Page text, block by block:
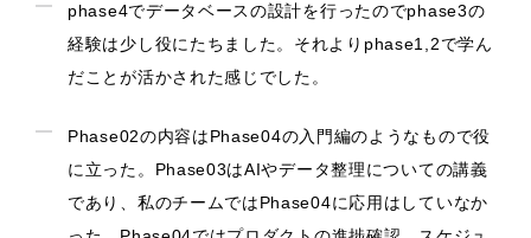
phase4でデータベースの設計を行ったのでphase3の
経験は少し役にたちました。それよりphase1,2で学ん
だことが活かされた感じでした。
Phase02の内容はPhase04の入門編のようなもので役
に立った。Phase03はAIやデータ整理についての講義
であり、私のチームではPhase04に応用はしていなか